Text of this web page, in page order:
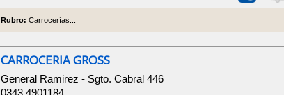
Rubro: Carrocerías...
CARROCERIA GROSS
General Ramirez - Sgto. Cabral 446